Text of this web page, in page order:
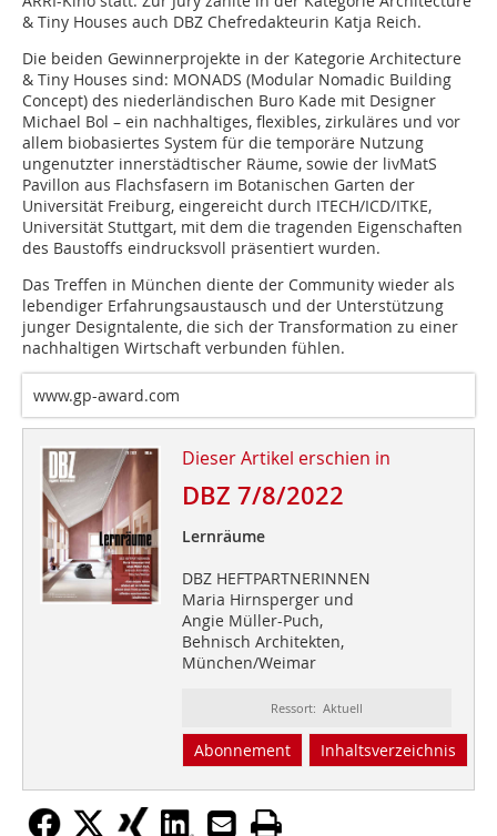
& Tiny Houses auch DBZ Chefredakteurin Katja Reich.
Die beiden Gewinnerprojekte in der Kategorie Architecture
& Tiny Houses sind: MONADS (Modular Nomadic Building
Concept) des niederländischen Buro Kade mit Designer
Michael Bol – ein nachhaltiges, flexibles, zirkuläres und vor
allem biobasiertes System für die temporäre Nutzung
ungenutzter innerstädtischer Räume, sowie der livMatS
Pavillon aus Flachsfasern im Botanischen Garten der
Universität Freiburg, eingereicht durch ITECH/ICD/ITKE,
Universität Stuttgart, mit dem die tragenden Eigenschaften
des Baustoffs eindrucksvoll präsentiert wurden.
Das Treffen in München diente der Community wieder als
lebendiger Erfahrungsaustausch und der Unterstützung
junger Designtalente, die sich der Transformation zu einer
nachhaltigen Wirtschaft verbunden fühlen.
www.gp-award.com
Dieser Artikel erschien in
DBZ 7/8/2022
Lernräume
DBZ HEFTPARTNERINNEN
Maria Hirnsperger und
Angie Müller-Puch,
Behnisch Architekten,
München/Weimar
Ressort: Aktuell
Abonnement Inhaltsverzeichnis